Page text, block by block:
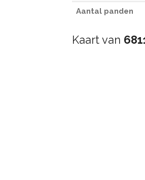
Aantal panden
Kaart van